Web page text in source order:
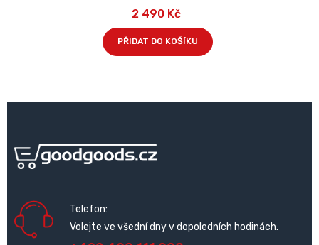
2 490 Kč
PŘIDAT DO KOŠÍKU
Telefon:
Volejte ve všední dny v dopoledních hodinách.